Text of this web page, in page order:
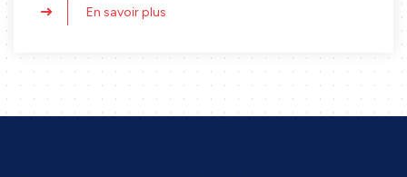
En savoir plus